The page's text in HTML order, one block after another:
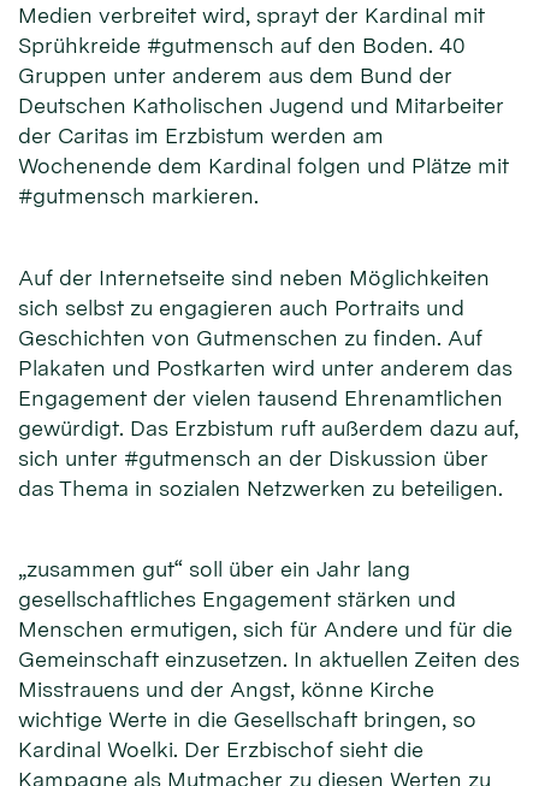
Medien verbreitet wird, sprayt der Kardinal mit
Sprühkreide #gutmensch auf den Boden. 40
Gruppen unter anderem aus dem Bund der
Deutschen Katholischen Jugend und Mitarbeiter
der Caritas im Erzbistum werden am
Wochenende dem Kardinal folgen und Plätze mit
#gutmensch markieren.
Auf der Internetseite sind neben Möglichkeiten
sich selbst zu engagieren auch Portraits und
Geschichten von Gutmenschen zu finden. Auf
Plakaten und Postkarten wird unter anderem das
Engagement der vielen tausend Ehrenamtlichen
gewürdigt. Das Erzbistum ruft außerdem dazu auf,
sich unter #gutmensch an der Diskussion über
das Thema in sozialen Netzwerken zu beteiligen.
„zusammen gut“ soll über ein Jahr lang
gesellschaftliches Engagement stärken und
Menschen ermutigen, sich für Andere und für die
Gemeinschaft einzusetzen. In aktuellen Zeiten des
Misstrauens und der Angst, könne Kirche
wichtige Werte in die Gesellschaft bringen, so
Kardinal Woelki. Der Erzbischof sieht die
Kampagne als Mutmacher zu diesen Werten zu